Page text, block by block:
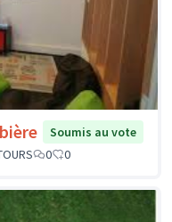
Soumis au vote
0 0